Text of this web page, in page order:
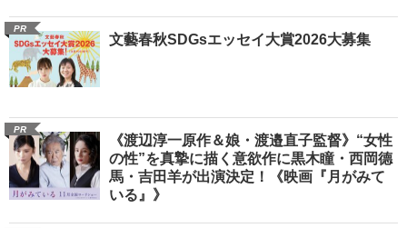
PR
文藝春秋SDGsエッセイ大賞2026大募集
PR
《渡辺淳一原作＆娘・渡邉直子監督》“女性
の性”を真摯に描く意欲作に黒木瞳・西岡德
馬・吉田羊が出演決定！《映画『月がみて
いる』》